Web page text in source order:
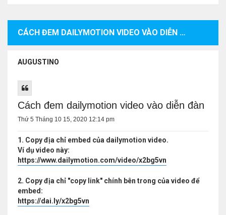
CÁCH ĐEM DAILYMOTION VIDEO VÀO DIỄN ĐÀN
AUGUSTINO
Cách đem dailymotion video vào diễn đàn
Thứ 5 Tháng 10 15, 2020 12:14 pm
1. Copy địa chỉ embed của dailymotion video.
Ví dụ video này:
https://www.dailymotion.com/video/x2bg5vn
2. Copy địa chỉ "copy link" chính bên trong của video để
embed:
https://dai.ly/x2bg5vn